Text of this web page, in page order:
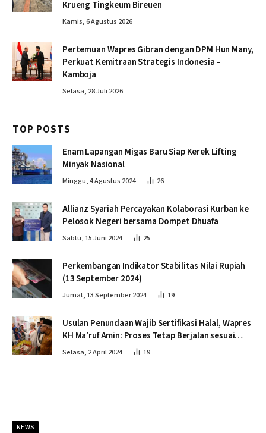
Krueng Tingkeum Bireuen
Kamis, 6 Agustus 2026
Pertemuan Wapres Gibran dengan DPM Hun Many,
Perkuat Kemitraan Strategis Indonesia –
Kamboja
Selasa, 28 Juli 2026
TOP POSTS
Enam Lapangan Migas Baru Siap Kerek Lifting
Minyak Nasional
Minggu, 4 Agustus 2024 26
Allianz Syariah Percayakan Kolaborasi Kurban ke
Pelosok Negeri bersama Dompet Dhuafa
Sabtu, 15 Juni 2024 25
Perkembangan Indikator Stabilitas Nilai Rupiah
(13 September 2024)
Jumat, 13 September 2024 19
Usulan Penundaan Wajib Sertifikasi Halal, Wapres
KH Ma’ruf Amin: Proses Tetap Berjalan sesuai
Penahapan
Selasa, 2 April 2024 19
NEWS